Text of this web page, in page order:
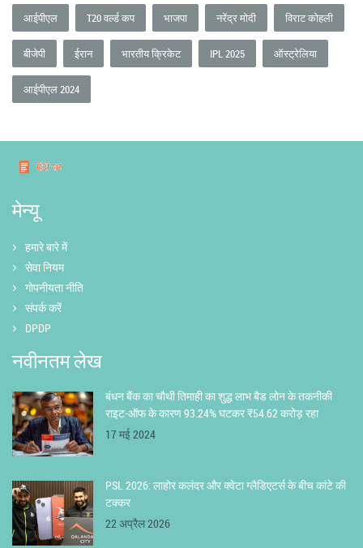
आईपीएल T20 वर्ल्ड कप भाजपा नरेंद्र मोदी विराट कोहली
बीजेपी ईरान भारतीय क्रिकेट IPL 2025 ऑस्ट्रेलिया
आईपीएल 2024
मेन्यू
हमारे बारे में
सेवा नियम
गोपनीयता नीति
संपर्क करें
DPDP
नवीनतम लेख
बंधन बैंक का चौथी तिमाही का शुद्ध लाभ बैड लोन के तकनीकी
राइट-ऑफ के कारण 93.24% घटकर ₹54.62 करोड़ रहा
17 मई 2024
PSL 2026: लाहोर कलंदर और क्वेटा ग्लैडिएटर्स के बीच कांटे की
टक्कर
22 अप्रैल 2026